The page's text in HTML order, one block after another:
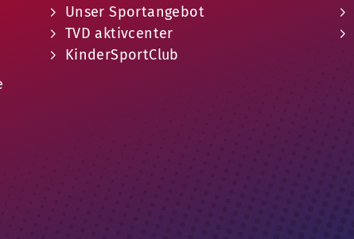
Unser Sportangebot
TVD aktivcenter
KinderSportClub